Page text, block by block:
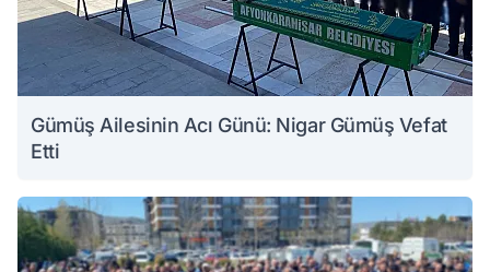
Gümüş Ailesinin Acı Günü: Nigar Gümüş Vefat
Etti